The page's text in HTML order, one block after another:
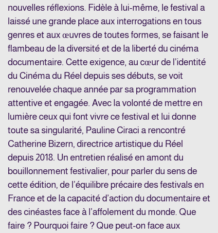
nouvelles réflexions. Fidèle à lui-même, le festival a
laissé une grande place aux interrogations en tous
genres et aux œuvres de toutes formes, se faisant le
flambeau de la diversité et de la liberté du cinéma
documentaire. Cette exigence, au cœur de l’identité
du Cinéma du Réel depuis ses débuts, se voit
renouvelée chaque année par sa programmation
attentive et engagée. Avec la volonté de mettre en
lumière ceux qui font vivre ce festival et lui donne
toute sa singularité, Pauline Ciraci a rencontré
Catherine Bizern, directrice artistique du Réel
depuis 2018. Un entretien réalisé en amont du
bouillonnement festivalier, pour parler du sens de
cette édition, de l’équilibre précaire des festivals en
France et de la capacité d’action du documentaire et
des cinéastes face à l’affolement du monde. Que
faire ? Pourquoi faire ? Que peut-on face aux